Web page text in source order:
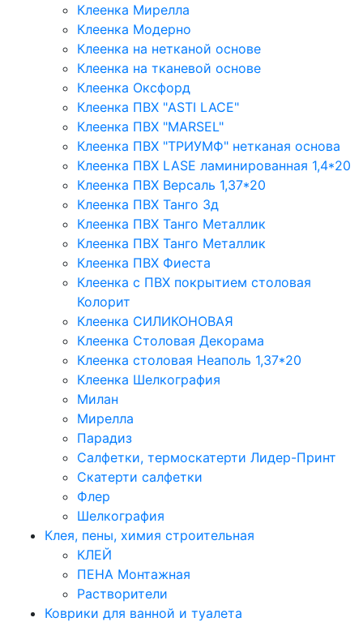
Клеенка Мирелла
Клеенка Модерно
Клеенка на нетканой основе
Клеенка на тканевой основе
Клеенка Оксфорд
Клеенка ПВХ "ASTI LACE"
Клеенка ПВХ "MARSEL"
Клеенка ПВХ "ТРИУМФ" нетканая основа
Клеенка ПВХ LASE ламинированная 1,4*20
Клеенка ПВХ Версаль 1,37*20
Клеенка ПВХ Танго 3д
Клеенка ПВХ Танго Металлик
Клеенка ПВХ Танго Металлик
Клеенка ПВХ Фиеста
Клеенка с ПВХ покрытием столовая
Колорит
Клеенка СИЛИКОНОВАЯ
Клеенка Столовая Декорама
Клеенка столовая Неаполь 1,37*20
Клеенка Шелкография
Милан
Мирелла
Парадиз
Салфетки, термоскатерти Лидер-Принт
Скатерти салфетки
Флер
Шелкография
Клея, пены, химия строительная
КЛЕЙ
ПЕНА Монтажная
Растворители
Коврики для ванной и туалета